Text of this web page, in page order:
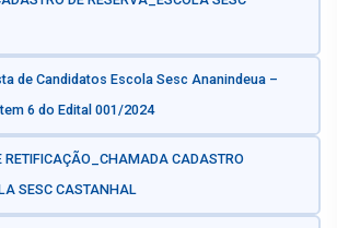
de Candidatos Escola Sesc Ananindeua –
6 do Edital 001/2024
RETIFICAÇÃO_CHAMADA CADASTRO
SESC CASTANHAL